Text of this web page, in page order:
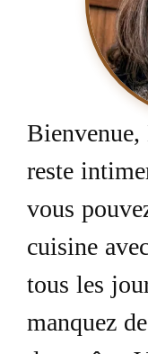
reste
vous
cuisine
tous les
manquez